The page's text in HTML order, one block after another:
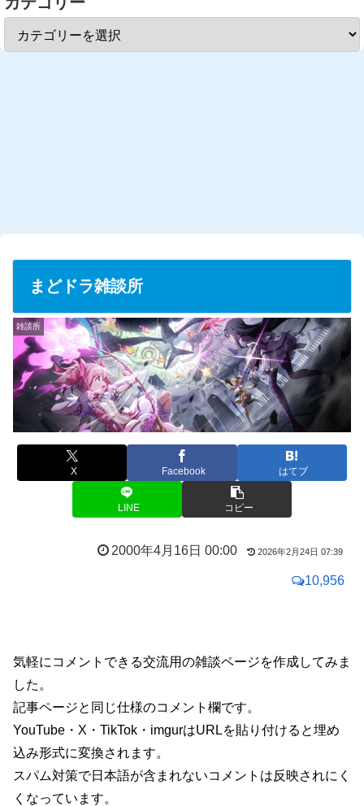
5
%
まどドラ雑談所
雑談所
X Facebook はてブ
LINE コピー
2000年4月16日 00:00 2026年2月24日 07:39
10,956
気軽にコメントできる交流用の雑談ページを作成してみま
した。
記事ページと同じ仕様のコメント欄です。
YouTube・X・TikTok・imgurはURLを貼り付けると埋め
込み形式に変換されます。
スパム対策で日本語が含まれないコメントは反映されにく
くなっています。